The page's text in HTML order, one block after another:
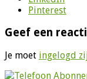
Pinterest
Geef een
Je moet ingelogd